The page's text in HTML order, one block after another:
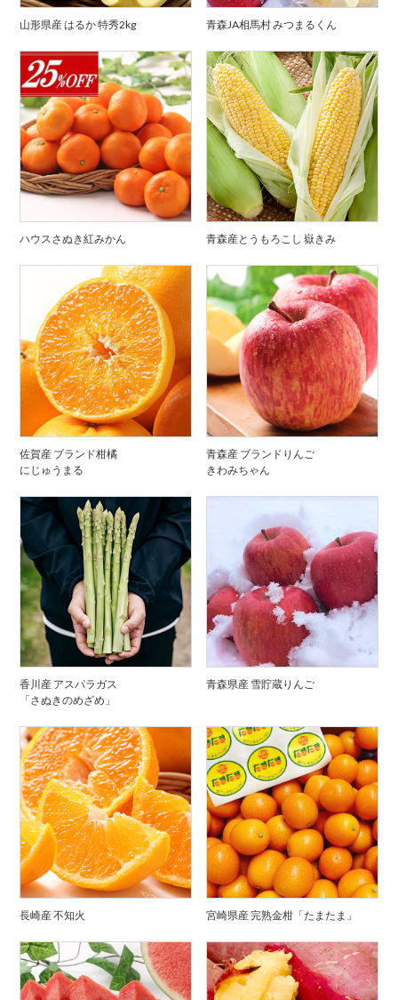
山形県産 はるか 特秀2kg 青森JA相馬村 みつまるくん
ハウスさぬき紅みかん 青森産とうもろこし 嶽きみ
佐賀産 ブランド柑橘
にじゅうまる
青森産 ブランドりんご
きわみちゃん
香川産 アスパラガス
「さぬきのめざめ」
青森県産 雪貯蔵りんご
長崎産 不知火 宮崎県産 完熟金柑「たまたま」